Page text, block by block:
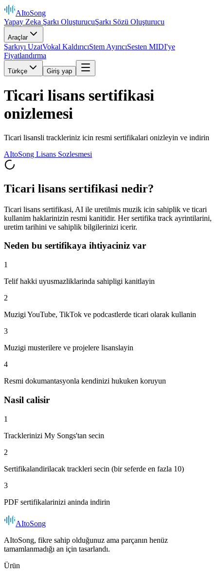
AItoSong
Yapay Zeka Şarkı OluşturucuŞarkı Sözü Oluşturucu
Araçlar
Şarkıyı UzatVokal KaldırıcıStem AyırıcıSesten MIDI'ye
Fiyatlandırma
Türkçe Giriş yap
Ticari lisans sertifikasi
onizlemesi
Ticari lisansli trackleriniz icin resmi sertifikalari onizleyin ve indirin
AItoSong Lisans Sozlesmesi
Ticari lisans sertifikasi nedir?
Ticari lisans sertifikasi, AI ile uretilmis muzik icin sahiplik ve ticari
kullanim haklarinizin resmi kanitidir. Her sertifika track ayrintilarini,
uretim tarihini ve sahiplik bilgilerinizi icerir.
Neden bu sertifikaya ihtiyaciniz var
1
Telif hakki uyusmazliklarinda sahipligi kanitlayin
2
Muzigi YouTube, TikTok ve podcastlerde ticari olarak kullanin
3
Muzigi musterilere ve projelere lisanslayin
4
Resmi dokumantasyonla kendinizi hukuken koruyun
Nasil calisir
1
Tracklerinizi My Songs'tan secin
2
Sertifikalandirilacak trackleri secin (bir seferde en fazla 10)
3
PDF sertifikalarinizi aninda indirin
AItoSong
AItoSong, fikre sahip olduğunuz ama parçanın henüz
tamamlanmadığı an için tasarlandı.
Ürün